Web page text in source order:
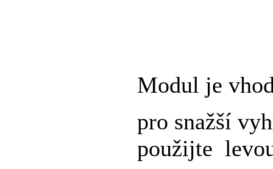
Modul je
pro snažší
použijte